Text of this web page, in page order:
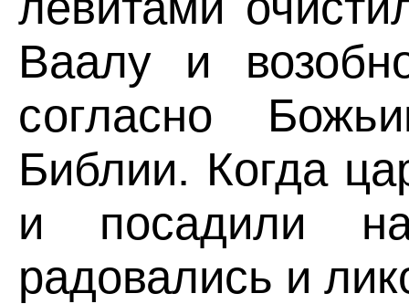
Ваалу и
согласно
Библии. Когда
и посадили
радовались и